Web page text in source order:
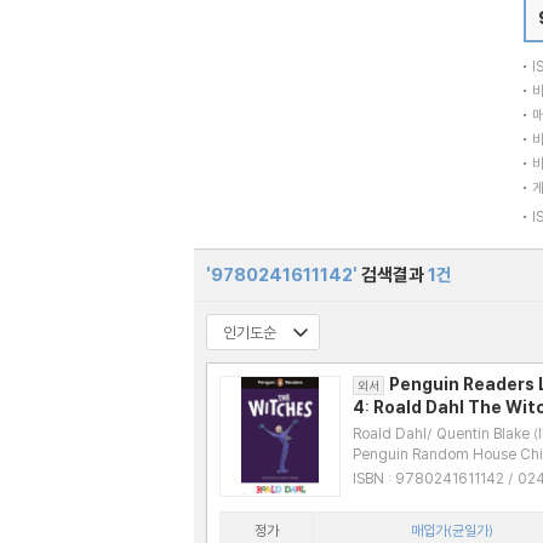
'9780241611142' 검색결과1건
외서
Penguin Readers
4: Roald Dahl The
(ELT Graded Reader)
Roald Dahl/ Quentin Blake
Penguin Random House
UK
2024년 06월
ISBN : 9780241611142 / 024161114
정가
매입가(균일가)